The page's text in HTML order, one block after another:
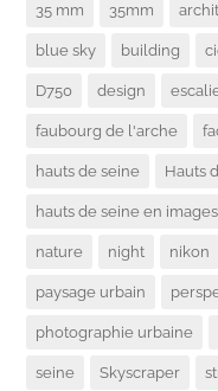
35 mm 35mm
blue sky building
D750 design
faubourg de l'arche
hauts de seine Hauts
hauts de seine en images
nature night nikon
paysage urbain
photographie urbaine
seine Skyscraper